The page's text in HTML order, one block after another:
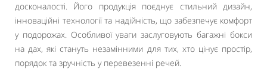
досконалості. Його продукція поєднує стильний дизайн,
інноваційні технології та надійність, що забезпечує комфорт
у подорожах. Особливої уваги заслуговують багажні бокси
на дах, які стануть незамінними для тих, хто цінує простір,
порядок та зручність у перевезенні речей.